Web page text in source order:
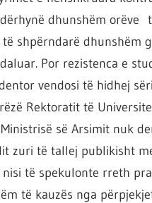
dhunshëm
shpërndarë dhunshëm
Por rezistenca e
vendosi të hidhej
Rektoratit të
së Arsimit nuk
zuri të tallej publikisht
të spekulonte rreth
të kauzës nga